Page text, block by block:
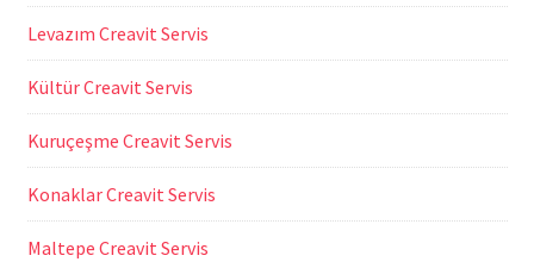
Levazım Creavit Servis
Kültür Creavit Servis
Kuruçeşme Creavit Servis
Konaklar Creavit Servis
Maltepe Creavit Servis